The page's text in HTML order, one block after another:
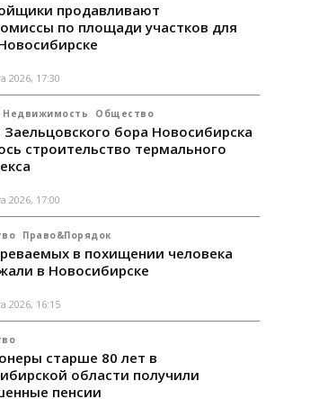
продавливают
по площади участков для
2026, 17:30
Недвижимость Общество
бора Новосибирска
строительство термального
2026, 17:00
Право&Порядок
в похищении человека
в Новосибирске
2026, 16:15
старше 80 лет в
области получили
пенсии